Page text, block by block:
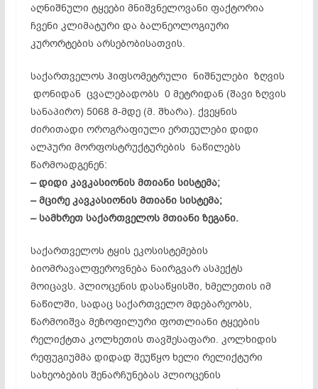
აღნიშნული ტყეები მნიშვნელოვანი ფაქტორია
ჩვენი კლიმატური და ბალნეოლოგიური
კურორტების არსებობისათვის.
საქართველოს ჰიფსომეტრული ნიშნულები ზღვის
დონიდან ცვალებადობს 0 მეტრიდან (შავი ზღვის
სანაპირო) 5068 მ-მდე (მ. შხარა). ქვეყნის
ძირითადი ოროგრაფიული ერთეულები დიდი
ალპური მორფოსტრუქტურების ნაწილებს
წარმოადგენენ:
– დიდი კავკასიონის მთიანი სისტემა;
– მცირე კავკასიონის მთიანი სისტემა;
– სამხრეთ საქართველოს მთიანი ზეგანი.
საქართველოს ტყის ეკოსისტემების
ბიომრავალფეროვნება ნაირგვარ ასპექტს
მოიცავს. პლიოცენის დასაწყისში, ხმელეთის იმ
ნაწილში, სადაც საქართველო მდებარეობს,
წარმოიშვა მეზოფილური ფოთლიანი ტყეების
რელიქტთა კოლხეთის თავშესაფარი. კოლხიდის
რეფუგიუმმა დიდად შეუწყო ხელი რელიქტური
სახეობების შენარჩუნებას პლიოცენის